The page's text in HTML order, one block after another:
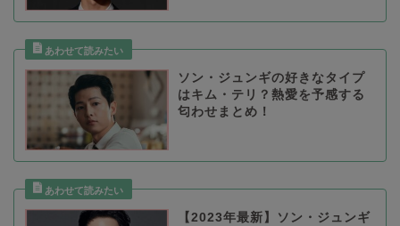
ソン・ジュンギの好きなタイプ
はキム・テリ？熱愛を予感する
匂わせまとめ！
【2023年最新】ソン・ジュンギ